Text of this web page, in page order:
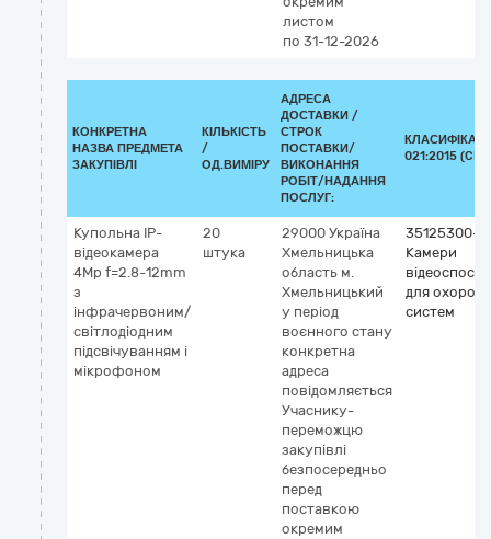
листом
по 31-12-2026
КОНКРЕТНА
НАЗВА ПРЕДМЕТА
ЗАКУПІВЛІ
КІЛЬКІСТЬ
/
ОД.ВИМІРУ
АДРЕСА
ДОСТАВКИ /
СТРОК
ПОСТАВКИ/
ВИКОНАННЯ
РОБІТ/НАДАННЯ
ПОСЛУГ:
021:2015
Купольна IP-
відеокамера
4Mp f=2.8-12mm
з
інфрачервоним/
світлодіодним
підсвічуванням і
мікрофоном
20
штука
29000 Україна
Хмельницька
область м.
Хмельницький
у період
воєнного стану
конкретна
адреса
повідомляється
Учаснику-
переможцю
закупівлі
безпосередньо
перед
поставкою
окремим
35125300-2
Камери
для
систем